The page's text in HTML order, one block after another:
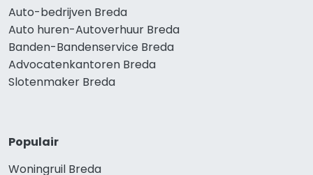
Auto-bedrijven Breda
Auto huren-Autoverhuur Breda
Banden-Bandenservice Breda
Advocatenkantoren Breda
Slotenmaker Breda
Populair
Woningruil Breda